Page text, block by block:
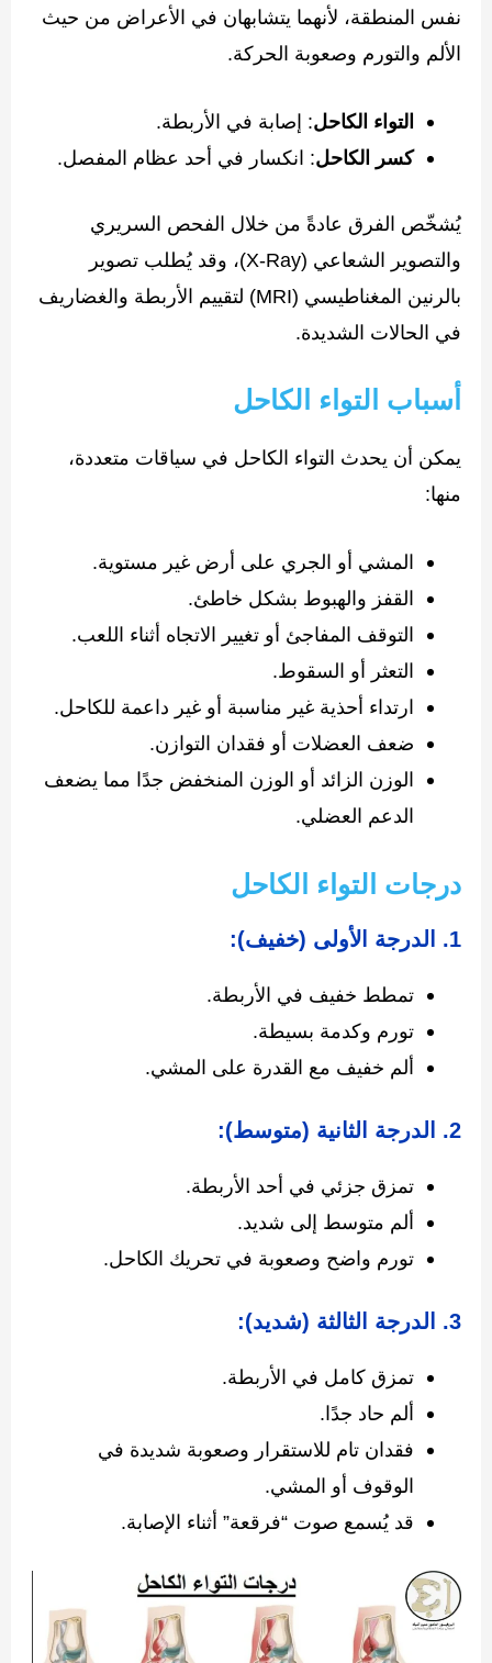
نفس المنطقة، لأنهما يتشابهان في الأعراض من حيث
الألم والتورم وصعوبة الحركة.
التواء الكاحل: إصابة في الأربطة.
كسر الكاحل: انكسار في أحد عظام المفصل.
يُشخّص الفرق عادةً من خلال الفحص السريري
والتصوير الشعاعي (X-Ray)، وقد يُطلب تصوير
بالرنين المغناطيسي (MRI) لتقييم الأربطة والغضاريف
في الحالات الشديدة.
أسباب التواء الكاحل
يمكن أن يحدث التواء الكاحل في سياقات متعددة،
منها:
المشي أو الجري على أرض غير مستوية.
القفز والهبوط بشكل خاطئ.
التوقف المفاجئ أو تغيير الاتجاه أثناء اللعب.
التعثر أو السقوط.
ارتداء أحذية غير مناسبة أو غير داعمة للكاحل.
ضعف العضلات أو فقدان التوازن.
الوزن الزائد أو الوزن المنخفض جدًا مما يضعف
الدعم العضلي.
درجات التواء الكاحل
1. الدرجة الأولى (خفيف):
تمطط خفيف في الأربطة.
تورم وكدمة بسيطة.
ألم خفيف مع القدرة على المشي.
2. الدرجة الثانية (متوسط):
تمزق جزئي في أحد الأربطة.
ألم متوسط إلى شديد.
تورم واضح وصعوبة في تحريك الكاحل.
3. الدرجة الثالثة (شديد):
تمزق كامل في الأربطة.
ألم حاد جدًا.
فقدان تام للاستقرار وصعوبة شديدة في
الوقوف أو المشي.
قد يُسمع صوت “فرقعة” أثناء الإصابة.